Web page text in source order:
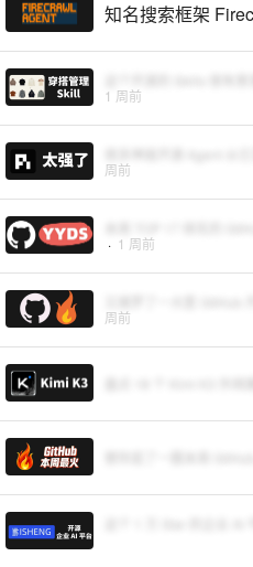
知名搜索框架
1 周前
周前
· 1 周前
周前